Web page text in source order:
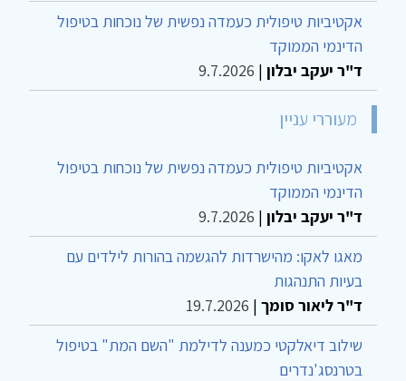
אקטיביות טיפולית כעמדה נפשית של נוכחות בטיפול
הדינמי הממוקד
ד"ר יעקב יבלון |
9.7.2026
מעוררי עניין
אקטיביות טיפולית כעמדה נפשית של נוכחות בטיפול
הדינמי הממוקד
ד"ר יעקב יבלון |
9.7.2026
מאגו לאקו: מהישרדות להגשמה בהורות לילדים עם
בעיות התנהגות
ד"ר ליאור סומך |
19.7.2026
שילוב דיאלקטי כמענה לדילמת "השם המת" בטיפול
בטרנסג'נדרים